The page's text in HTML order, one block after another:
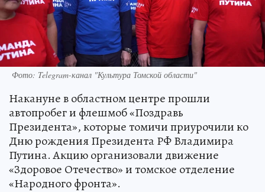
Фото: Telegram-канал "Культура Томской области"
Накануне в областном центре прошли
автопробег и флешмоб «Поздравь
Президента», которые томичи приурочили ко
Дню рождения Президента РФ Владимира
Путина. Акцию организовали движение
«Здоровое Отечество» и томское отделение
«Народного фронта».